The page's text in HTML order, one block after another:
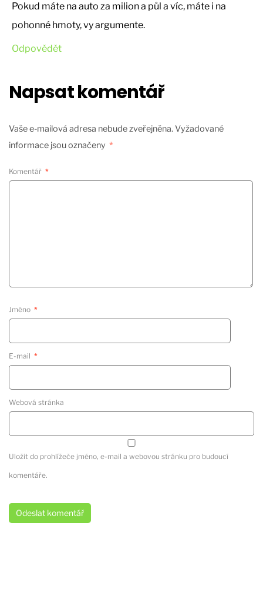
Pokud máte na auto za milion a půl a víc, máte i na
pohonné hmoty, vy argumente.
Odpovědět
Napsat komentář
Vaše e-mailová adresa nebude zveřejněna.Vyžadované
informace jsou označeny *
Komentář *
Jméno *
E-mail *
Webová stránka
Uložit do prohlížeče jméno, e-mail a webovou stránku pro budoucí
komentáře.